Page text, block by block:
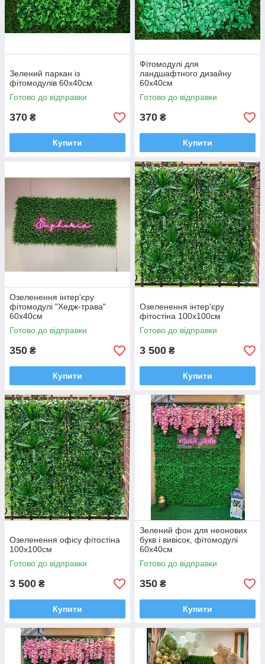
Зелений паркан із
фітомодулів 60x40см
Готово до відправки
370 ₴
Купити
Фітомодулі для
ландшафтного дизайну
60x40см
Готово до відправки
370 ₴
Купити
Озеленення інтер'єру
фітомодулі "Хедж-трава"
60x40см
Готово до відправки
350 ₴
Купити
Озеленення інтер'єру
фітостіна 100x100см
Готово до відправки
3 500 ₴
Купити
Озеленення офісу фітостіна
100x100см
Готово до відправки
3 500 ₴
Купити
Зелений фон для неонових
букв і вивісок, фітомодулі
60х40см
Готово до відправки
350 ₴
Купити